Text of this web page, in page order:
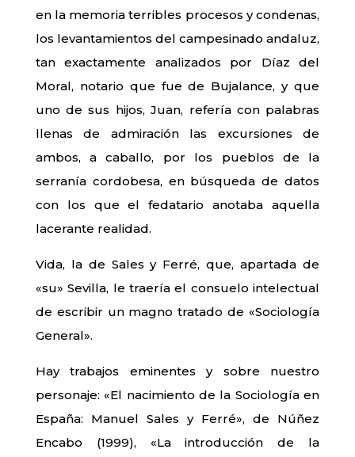
en la memoria terribles procesos y condenas,
los levantamientos del campesinado andaluz,
tan exactamente analizados por Díaz del
Moral, notario que fue de Bujalance, y que
uno de sus hijos, Juan, refería con palabras
llenas de admiración las excursiones de
ambos, a caballo, por los pueblos de la
serranía cordobesa, en búsqueda de datos
con los que el fedatario anotaba aquella
lacerante realidad.
Vida, la de Sales y Ferré, que, apartada de
«su» Sevilla, le traería el consuelo intelectual
de escribir un magno tratado de «Sociología
General».
Hay trabajos eminentes y sobre nuestro
personaje: «El nacimiento de la Sociología en
España: Manuel Sales y Ferré», de Núñez
Encabo (1999), «La introducción de la